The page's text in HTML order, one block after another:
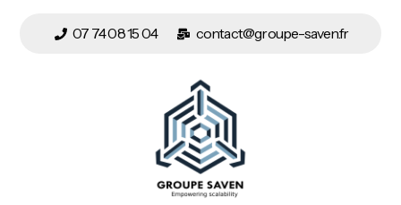
07 74 08 15 04 contact@groupe-saven.fr